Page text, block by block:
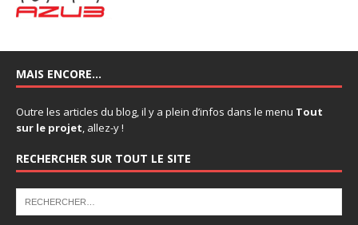
MAIS ENCORE…
Outre les articles du blog, il y a plein d’infos dans le menu Tout
sur le projet, allez-y !
RECHERCHER SUR TOUT LE SITE